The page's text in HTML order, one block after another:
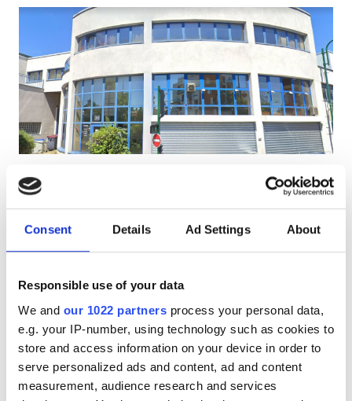
Consent Details Ad Settings About
Responsible use of your data
We and our 1022 partners process your personal data,
e.g. your IP-number, using technology such as cookies to
store and access information on your device in order to
serve personalized ads and content, ad and content
measurement, audience research and services
Akceptuje
Pacjentów z HIV
Pacjentów z wirusem zapalenia wątroby typu B
Pacjentów z wirusem zapalenia wątroby typu C
Udogodnienia
Przekąski
Darmowe WiFi
Ekrany TV
Bezpłatny transfer
Centre de Dialyse Diaverum
Epinay
1.52 km od centrum miasta
Doskonałe
4 Reviews
9.2
Przekąski Darmowe WiFi
Za zabieg
Dializa HD €500
Rezerwuj